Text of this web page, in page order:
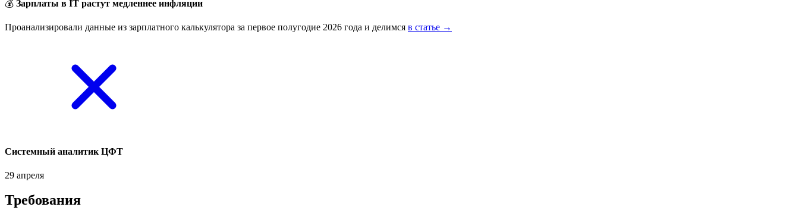
💰 Зарплаты в IT растут медленнее инфляции
Проанализировали данные из зарплатного калькулятора за первое полугодие 2026 года и делимся в статье →
Системный аналитик ЦФТ
29 апреля
Требования